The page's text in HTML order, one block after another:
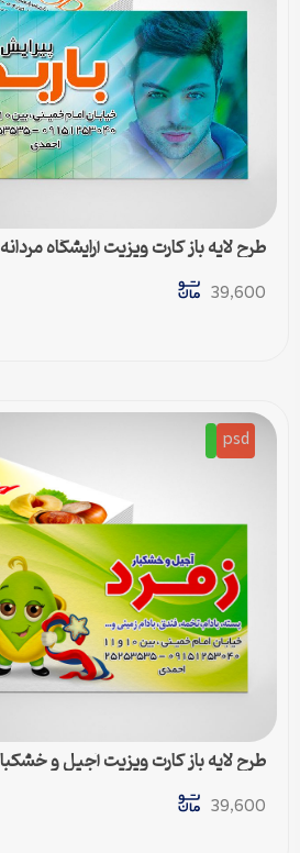
طرح لایه باز کارت ویزیت آرایشگاه
39,600
psd
طرح لایه باز کارت ویزیت آجیل و
39,600